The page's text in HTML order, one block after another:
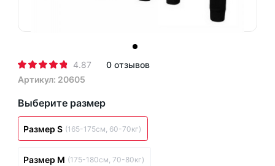
4.87
0 отзывов
Артикул: 20605
Выберите размер
Размер S (165-175см, 60-70кг)
Размер M (175-180см, 70-80кг)